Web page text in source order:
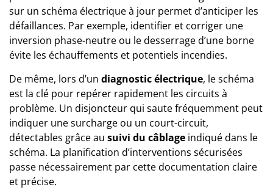
sur un schéma électrique à jour permet d’anticiper les
défaillances. Par exemple, identifier et corriger une
inversion phase-neutre ou le desserrage d’une borne
évite les échauffements et potentiels incendies.
De même, lors d’un diagnostic électrique, le schéma
est la clé pour repérer rapidement les circuits à
problème. Un disjoncteur qui saute fréquemment peut
indiquer une surcharge ou un court-circuit,
détectables grâce au suivi du câblage indiqué dans le
schéma. La planification d’interventions sécurisées
passe nécessairement par cette documentation claire
et précise.